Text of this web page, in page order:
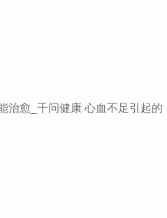
治愈_千问健康 心血不足引起的